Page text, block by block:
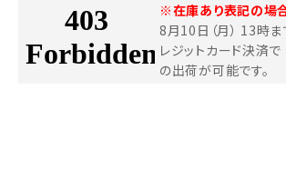
※在庫あり表記の場
8月10日（月） 13時
レジットカード決済で
の出荷が可能です。